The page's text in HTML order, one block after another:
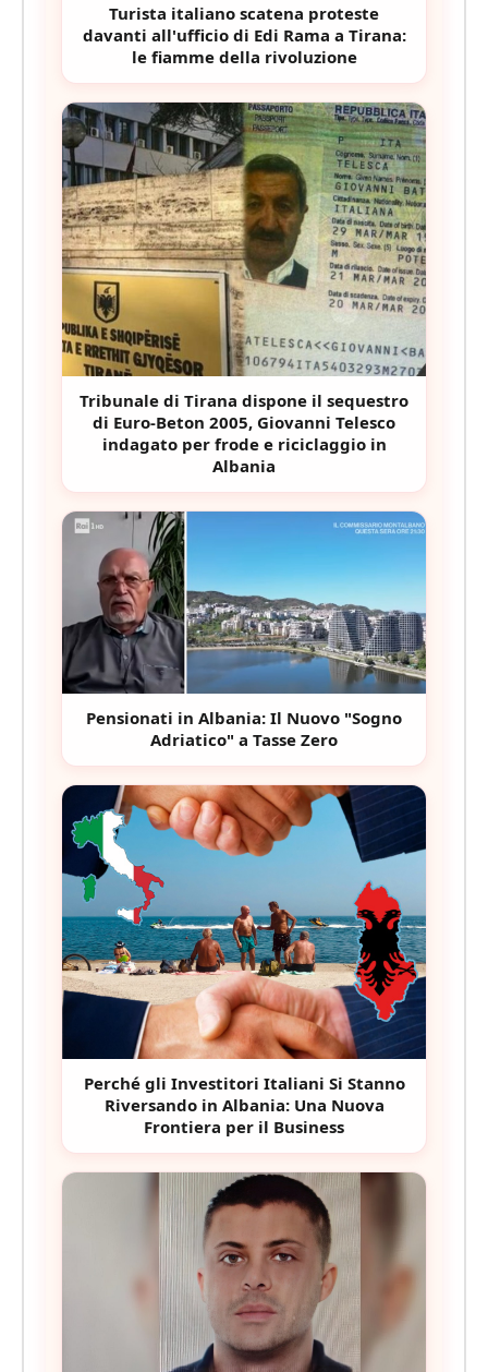
Turista italiano scatena proteste
davanti all'ufficio di Edi Rama a Tirana:
le fiamme della rivoluzione
Tribunale di Tirana dispone il sequestro
di Euro-Beton 2005, Giovanni Telesco
indagato per frode e riciclaggio in
Albania
Pensionati in Albania: Il Nuovo "Sogno
Adriatico" a Tasse Zero
Perché gli Investitori Italiani Si Stanno
Riversando in Albania: Una Nuova
Frontiera per il Business